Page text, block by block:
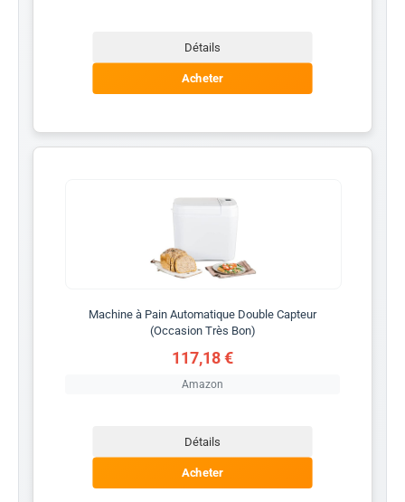
Détails
Acheter
Machine à Pain Automatique Double Capteur
(Occasion Très Bon)
117,18 €
Amazon
Détails
Acheter